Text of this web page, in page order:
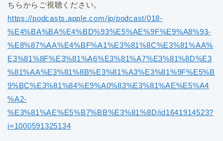
ちらからご視聴ください。
https://podcasts.apple.com/jp/podcast/018-
%E4%BA%BA%E4%BD%93%E5%AE%9F%E9%A8%93-
%E8%87%AA%E4%BF%A1%E3%81%8C%E3%81%AA%
E3%81%8F%E3%81%A6%E3%81%A7%E3%81%8D%E3
%81%AA%E3%81%8B%E3%81%A3%E3%81%9F%E5%B
9%BC%E3%81%84%E9%A0%83%E3%81%AE%E5%A4
%A2-
%E3%81%AE%E5%B7%BB%E3%81%8D/id1641914523?
i=1000591325134